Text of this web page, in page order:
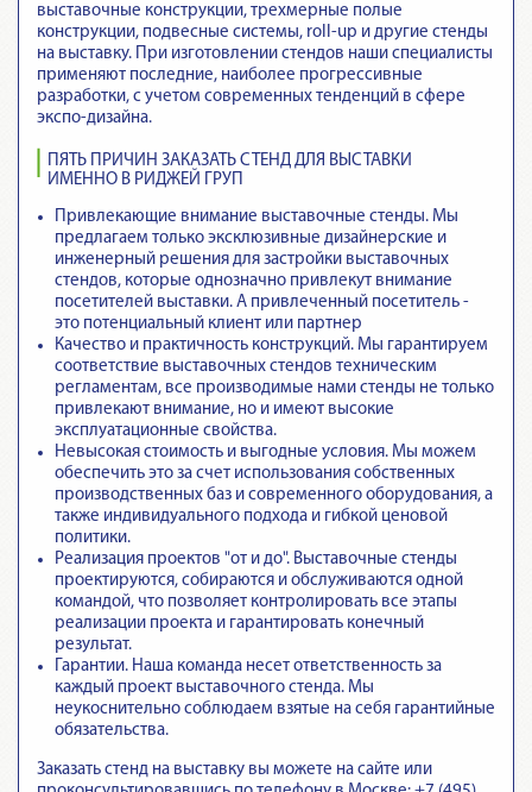
выставочные конструкции, трехмерные полые
конструкции, подвесные системы, roll-up и другие стенды
на выставку. При изготовлении стендов наши специалисты
применяют последние, наиболее прогрессивные
разработки, с учетом современных тенденций в сфере
экспо-дизайна.
ПЯТЬ ПРИЧИН ЗАКАЗАТЬ СТЕНД ДЛЯ ВЫСТАВКИ
ИМЕННО В РИДЖЕЙ ГРУП
Привлекающие внимание выставочные стенды. Мы
предлагаем только эксклюзивные дизайнерские и
инженерный решения для застройки выставочных
стендов, которые однозначно привлекут внимание
посетителей выставки. А привлеченный посетитель -
это потенциальный клиент или партнер
Качество и практичность конструкций. Мы гарантируем
соответствие выставочных стендов техническим
регламентам, все производимые нами стенды не только
привлекают внимание, но и имеют высокие
эксплуатационные свойства.
Невысокая стоимость и выгодные условия. Мы можем
обеспечить это за счет использования собственных
производственных баз и современного оборудования, а
также индивидуального подхода и гибкой ценовой
политики.
Реализация проектов "от и до". Выставочные стенды
проектируются, собираются и обслуживаются одной
командой, что позволяет контролировать все этапы
реализации проекта и гарантировать конечный
результат.
Гарантии. Наша команда несет ответственность за
каждый проект выставочного стенда. Мы
неукоснительно соблюдаем взятые на себя гарантийные
обязательства.
Заказать стенд на выставку вы можете на сайте или